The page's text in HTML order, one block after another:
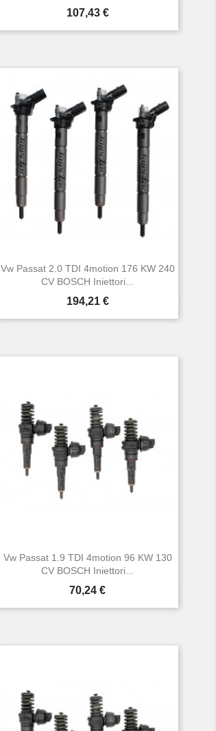
Prezzo
107,43 €
 Anteprima
Vw Passat 2.0 TDI 4motion 176 KW 240
CV BOSCH Iniettori...
Prezzo
194,21 €
Anteprima
Vw Passat 1.9 TDI 4motion 96 KW 130
CV BOSCH Iniettori...
Prezzo
70,24 €
Anteprima